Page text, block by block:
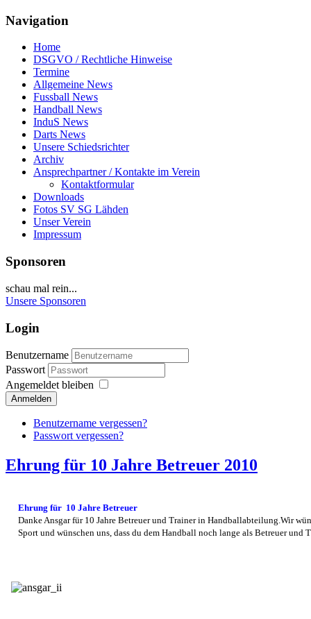
Navigation
Home
DSGVO / Rechtliche Hinweise
Termine
Allgemeine News
Fussball News
Handball News
InduS News
Darts News
Unsere Schiedsrichter
Archiv
Ansprechpartner / Kontakte im Verein
Kontaktformular
Downloads
Fotos SV SG Lähden
Unser Verein
Impressum
Sponsoren
schau mal rein...
Unsere Sponsoren
Login
Benutzername
Passwort
Angemeldet bleiben
Anmelden
Benutzername vergessen?
Passwort vergessen?
Ehrung für 10 Jahre Betreuer 2010
Ehrung für 10 Jahre Betreuer
Danke Ansgar für 10 Jahre Betreuer und Trainer in Handballabteilung.Wir
Sport und wünschen uns, dass du dem Handball noch lange als Betreuer und